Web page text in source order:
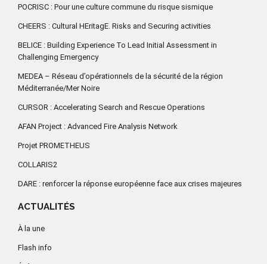
POCRISC : Pour une culture commune du risque sismique
CHEERS : Cultural HEritagE. Risks and Securing activities
BELICE : Building Experience To Lead Initial Assessment in
Challenging Emergency
MEDEA – Réseau d’opérationnels de la sécurité de la région
Méditerranée/Mer Noire
CURSOR : Accelerating Search and Rescue Operations
AFAN Project : Advanced Fire Analysis Network
Projet PROMETHEUS
COLLARIS2
DARE : renforcer la réponse européenne face aux crises majeures
ACTUALITÉS
À la une
Flash info